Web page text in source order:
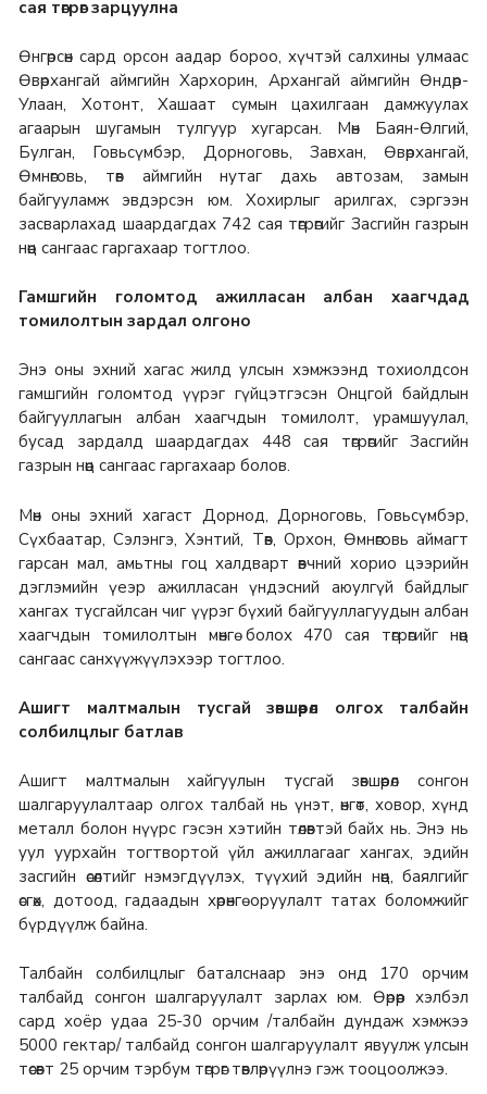
сая төгрөг зарцуулна
Өнгөрсөн сард орсон аадар бороо, хүчтэй салхины улмаас
Өвөрхангай аймгийн Хархорин, Архангай аймгийн Өндөр-
Улаан, Хотонт, Хашаат сумын цахилгаан дамжуулах
агаарын шугамын тулгуур хугарсан. Мөн Баян-Өлгий,
Булган, Говьсүмбэр, Дорноговь, Завхан, Өвөрхангай,
Өмнөговь, төв аймгийн нутаг дахь автозам, замын
байгууламж эвдэрсэн юм. Хохирлыг арилгах, сэргээн
засварлахад шаардагдах 742 сая төгрөгийг Засгийн газрын
нөөц сангаас гаргахаар тогтлоо.
Гамшгийн голомтод ажилласан албан хаагчдад
томилолтын зардал олгоно
Энэ оны эхний хагас жилд улсын хэмжээнд тохиолдсон
гамшгийн голомтод үүрэг гүйцэтгэсэн Онцгой байдлын
байгууллагын албан хаагчдын томилолт, урамшуулал,
бусад зардалд шаардагдах 448 сая төгрөгийг Засгийн
газрын нөөц сангаас гаргахаар болов.
Мөн оны эхний хагаст Дорнод, Дорноговь, Говьсүмбэр,
Сүхбаатар, Сэлэнгэ, Хэнтий, Төв, Орхон, Өмнөговь аймагт
гарсан мал, амьтны гоц халдварт өвчний хорио цээрийн
дэглэмийн үеэр ажилласан үндэсний аюулгүй байдлыг
хангах тусгайлсан чиг үүрэг бүхий байгууллагуудын албан
хаагчдын томилолтын мөнгө болох 470 сая төгрөгийг нөөц
сангаас санхүүжүүлэхээр тогтлоо.
Ашигт малтмалын тусгай зөвшөөрөл олгох талбайн
солбилцлыг батлав
Ашигт малтмалын хайгуулын тусгай зөвшөөрөл сонгон
шалгаруулалтаар олгох талбай нь үнэт, өнгөт, ховор, хүнд
металл болон нүүрс гэсэн хэтийн төлөвтэй байх нь. Энэ нь
уул уурхайн тогтвортой үйл ажиллагааг хангах, эдийн
засгийн өсөлтийг нэмэгдүүлэх, түүхий эдийн нөөц, баялгийг
өсгөх, дотоод, гадаадын хөрөнгө оруулалт татах боломжийг
бүрдүүлж байна.
Талбайн солбилцлыг баталснаар энэ онд 170 орчим
талбайд сонгон шалгаруулалт зарлах юм. Өөрөөр хэлбэл
сард хоёр удаа 25-30 орчим /талбайн дундаж хэмжээ
5000 гектар/ талбайд сонгон шалгаруулалт явуулж улсын
төсөвт 25 орчим тэрбум төгрөг төвлөрүүлнэ гэж тооцоолжээ.